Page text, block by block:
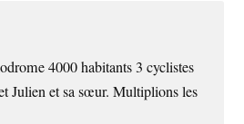
4000 habitants 3 cyclistes
Julien et sa sœur. Multiplions les